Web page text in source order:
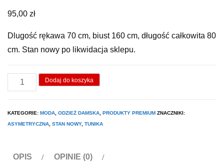
95,00 zł
Dlugość rękawa 70 cm, biust 160 cm, długość całkowita 80
cm. Stan nowy po likwidacja sklepu.
ilość
Tunika
w
Dodaj do koszyka
KATEGORIE: MODA ODZIEŻ DAMSKA PRODUKTY PREMIUM ZNACZNIKI:
ASYMETRYCZNA STAN NOWY, TUNIKA
OPIS OPINIE (0)